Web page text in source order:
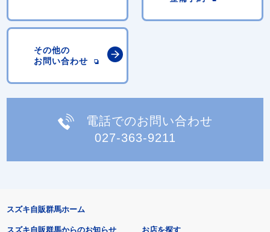
その他の
お問い合わせ
電話でのお問い合わせ
027-363-9211
スズキ自販群馬ホーム
スズキ自販群馬からのお知らせ お店を探す